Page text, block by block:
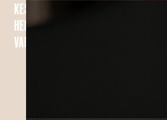
KESÄN HELPOIN PERHELOMA
HELSINGISSÄ – FAMILY ROOM
VAIN 89 € / YÖ